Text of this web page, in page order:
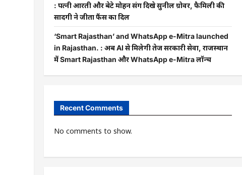
: पत्नी आरती और बेटे मोहन संग दिखे सुनील ग्रोवर, फैमिली की
सादगी ने जीता फैंस का दिल
‘Smart Rajasthan’ and WhatsApp e-Mitra launched
in Rajasthan. : अब AI से मिलेगी तेज सरकारी सेवा, राजस्थान
में Smart Rajasthan और WhatsApp e-Mitra लॉन्च
Recent Comments
No comments to show.